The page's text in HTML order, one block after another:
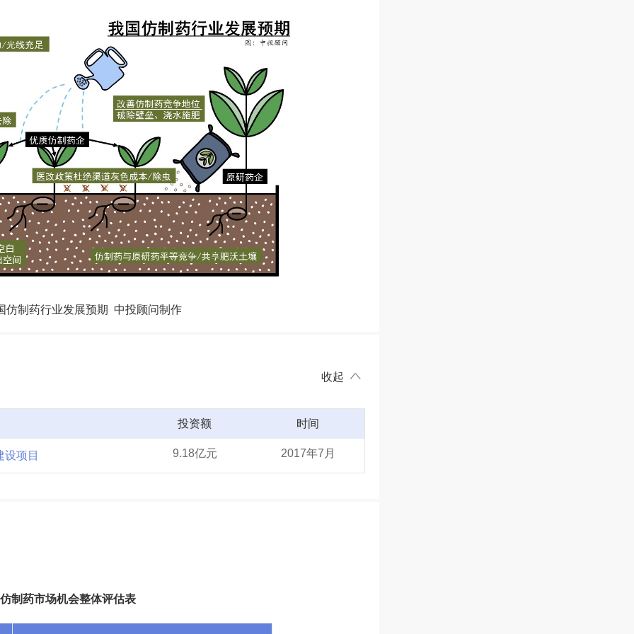
仿制药行业发展预期 中投顾问制作
收起
投资额 时间
设项目 9.18亿元 2017年7月
制药市场机会整体评估表